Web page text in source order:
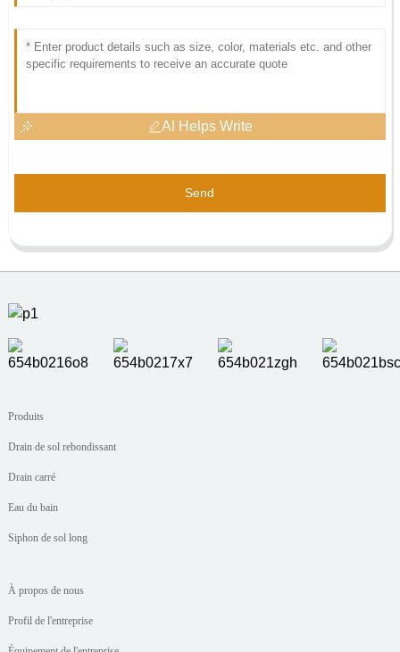
AI Helps Write
Send
Produits
Drain de sol rebondissant
Drain carré
Eau du bain
Siphon de sol long
À propos de nous
Profil de l'entreprise